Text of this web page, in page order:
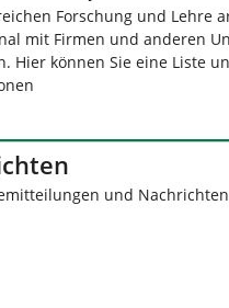
Forschung und Lehre
mit Firmen und anderen
Hier können Sie eine Liste
und